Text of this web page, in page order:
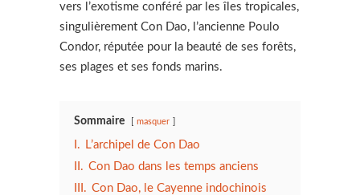
vers l’exotisme conféré par les îles tropicales,
singulièrement Con Dao, l’ancienne Poulo
Condor, réputée pour la beauté de ses forêts,
ses plages et ses fonds marins.
Sommaire masquer
I.
L’archipel de Con Dao
II. Con Dao dans les temps anciens
III. Con Dao, le Cayenne indochinois